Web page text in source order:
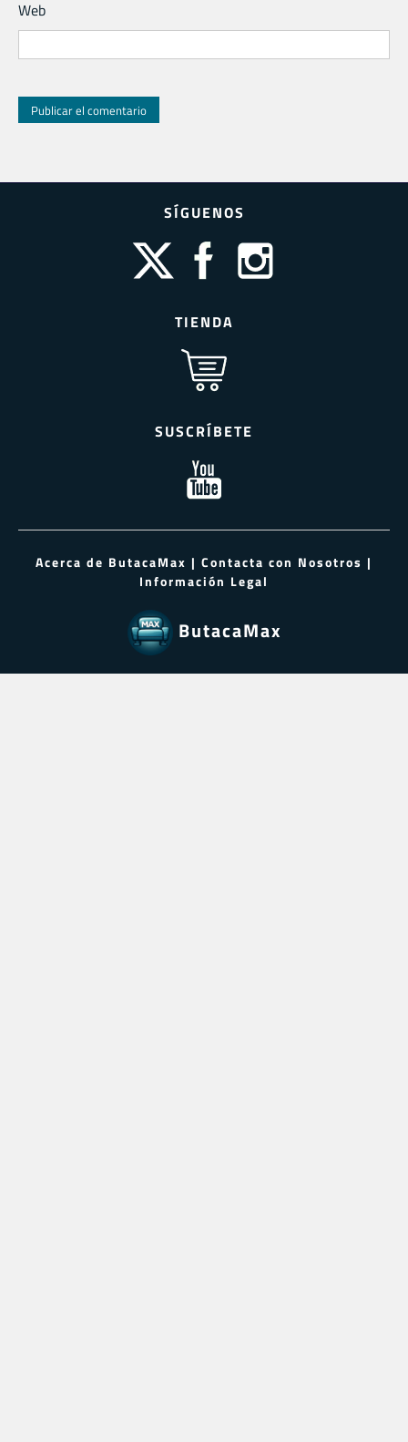
Web
SÍGUENOS
TIENDA
SUSCRÍBETE
Acerca de ButacaMax | Contacta con Nosotros |
Información Legal
ButacaMax